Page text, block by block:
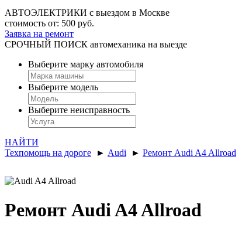
АВТОЭЛЕКТРИКИ с выездом в Москве
стоимость от: 500 руб.
Заявка на ремонт
СРОЧНЫЙ ПОИСК автомеханика на выезде
Выберите марку автомобиля
Выберите модель
Выберите неисправность
НАЙТИ
Техпомощь на дороге ► Audi ► Ремонт Audi A4 Allroad
Ремонт Audi A4 Allroad